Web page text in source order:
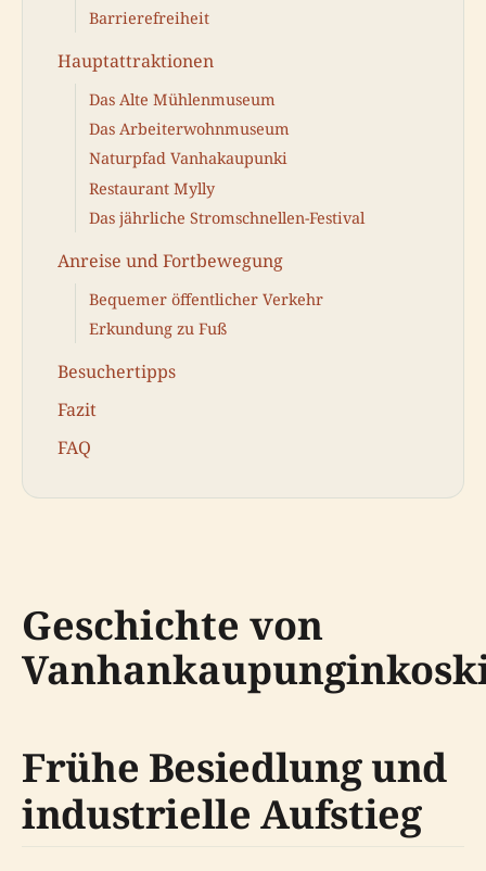
Barrierefreiheit
Hauptattraktionen
Das Alte Mühlenmuseum
Das Arbeiterwohnmuseum
Naturpfad Vanhakaupunki
Restaurant Mylly
Das jährliche Stromschnellen-Festival
Anreise und Fortbewegung
Bequemer öffentlicher Verkehr
Erkundung zu Fuß
Besuchertipps
Fazit
FAQ
Geschichte von
Frühe Besiedlung und
industrielle Aufstieg